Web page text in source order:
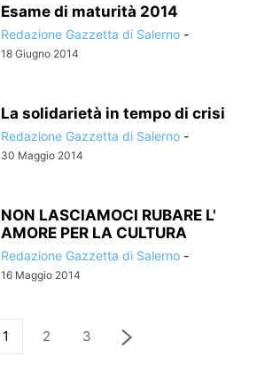
Esame di maturità 2014
Redazione Gazzetta di Salerno -
18 Giugno 2014
La solidarietà in tempo di crisi
Redazione Gazzetta di Salerno -
30 Maggio 2014
NON LASCIAMOCI RUBARE L'
AMORE PER LA CULTURA
Redazione Gazzetta di Salerno -
16 Maggio 2014
1 2 3